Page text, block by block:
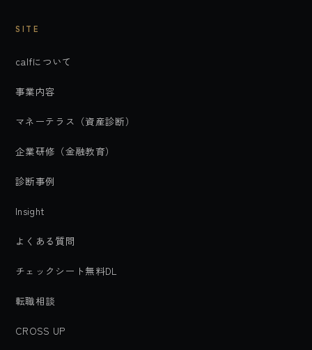
SITE
calfについて
事業内容
マネーテラス（資産診断）
企業研修（金融教育）
診断事例
Insight
よくある質問
チェックシート無料DL
転職相談
CROSS UP